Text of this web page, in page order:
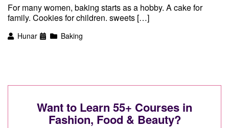
For many women, baking starts as a hobby. A cake for
family. Cookies for children. sweets […]
Hunar Baking
Want to Learn 55+ Courses in
Fashion, Food & Beauty?